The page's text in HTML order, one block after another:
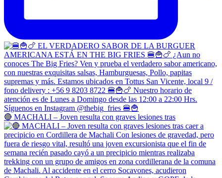
🔴 MACHALI – Joven resulta con graves lesiones tras